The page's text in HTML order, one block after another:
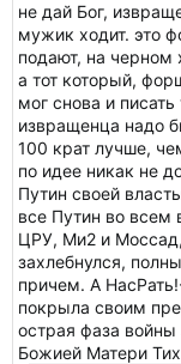
не дай Бог,
мужик ходит. это
подают, на
а тот который,
мог снова и
извращенца надо
100 крат лучше,
по идее никак не
Путин своей
все Путин во всем
ЦРУ, Ми2 и
захлебнулся,
причем. А
покрыла своим
острая фаза
Божией Матери